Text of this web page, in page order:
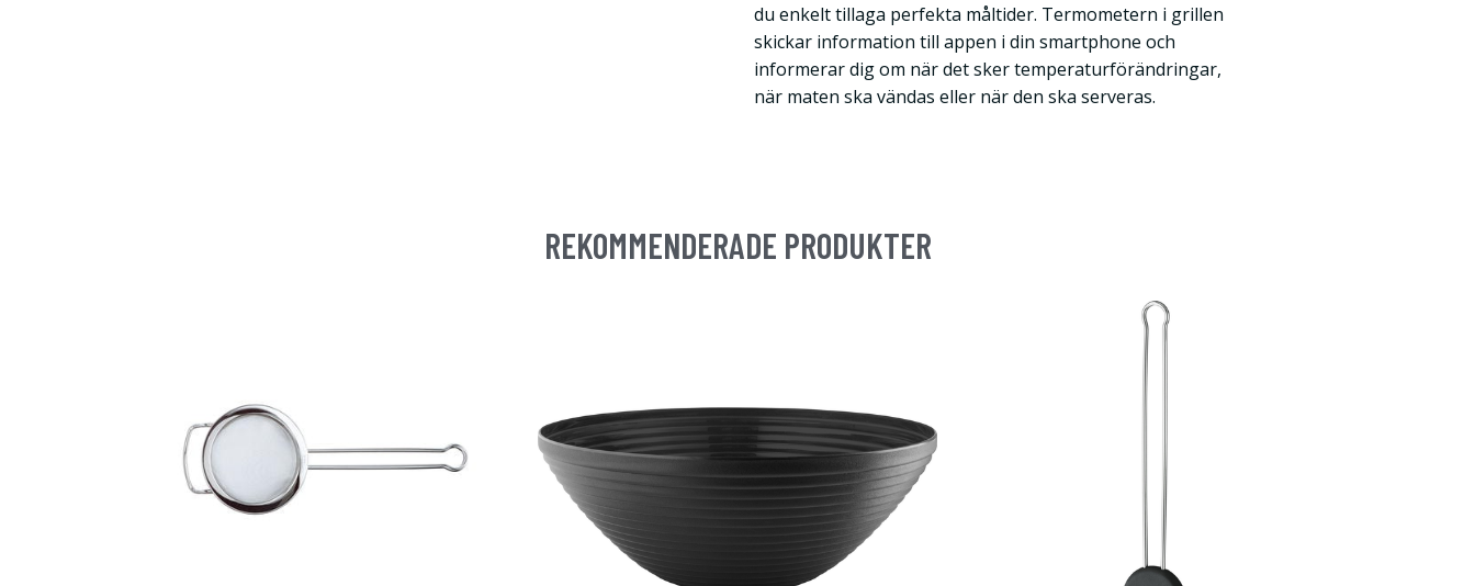
du enkelt tillaga perfekta måltider. Termometern i grillen
skickar information till appen i din smartphone och
informerar dig om när det sker temperaturförändringar,
när maten ska vändas eller när den ska serveras.
REKOMMENDERADE PRODUKTER